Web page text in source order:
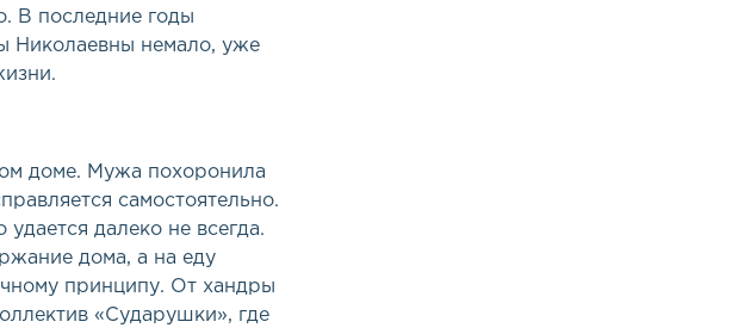
В последние годы
Николаевны немало, уже
доме. Мужа похоронила
самостоятельно.
далеко не всегда.
дома, а на еду
принципу. От хандры
«Сударушки», где